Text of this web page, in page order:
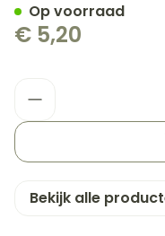
€ 5,20
Op voorraad
Bekijk alle